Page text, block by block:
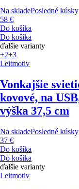
Na skladePosledné kúsky
58 €
Do košíka
Do košíka
ďalšie varianty
+2+3
Leitmotiv
Vonkajšie
kovové, na
výška 37,5 cm
Na skladePosledné kúsky
37 €
Do košíka
Do košíka
ďalšie varianty
Leitmotiv